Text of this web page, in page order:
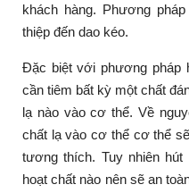
khách hàng. Phương
thiệp đến dao kéo.
Đặc biệt với phương pháp
cần tiêm bất kỳ một chất
lạ nào vào cơ thể. Về
chất lạ vào cơ thể cơ thể
tương thích. Tuy nhiên
hoạt chất nào nên sẽ an